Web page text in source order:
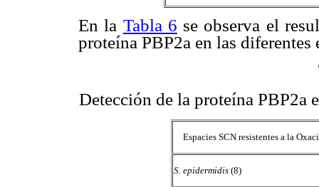
En la Tabla 6 se observa el
proteína PBP2a en las
Detección de la proteína PBP2a
Espacies SCN resistentes a la
S. epidermidis (8)